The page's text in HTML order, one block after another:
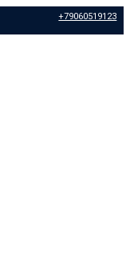
+79060519123